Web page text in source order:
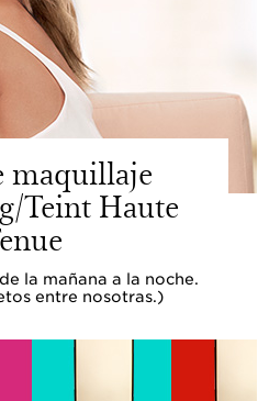
maquillaje
Teint Haute
la mañana a la noche.
entre nosotras.)